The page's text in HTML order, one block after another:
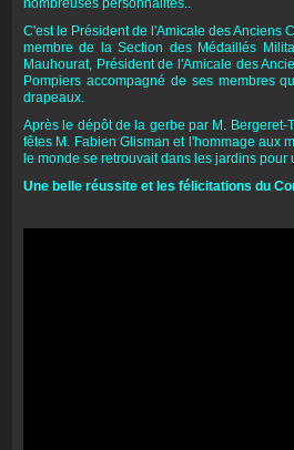
nombreuses personnalités..
C'est le Président de l'Amicale des Anciens
membre de la Section des Médaillés
Mauhourat, Président de l'Amicale des
Pompiers accompagné de ses membres
drapeaux.
Après le dépôt de la gerbe par M.
fêtes M. Fabien Glisman et l'hommage aux
le monde se retrouvait dans les jardins
Une belle réussite et les félicitations du